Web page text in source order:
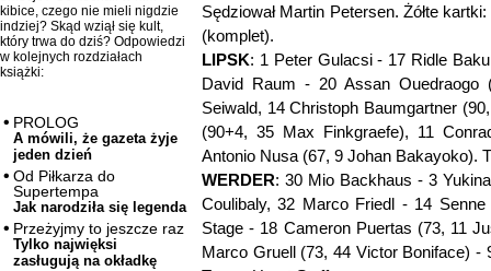
kibice, czego nie mieli nigdzie
indziej? Skąd wziął się kult,
który trwa do dziś? Odpowiedzi
w kolejnych rozdziałach
książki:
PROLOG
A mówili, że gazeta żyje
jeden dzień
Od Piłkarza do
Supertempa
Jak narodziła się legenda
Przeżyjmy to jeszcze raz
Tylko najwięksi
zasługują na okładkę
Sędziował Martin Petersen. Żółte
(komplet).
LIPSK: 1 Peter Gulacsi - 17 Ridle
David Raum - 20 Assan
Seiwald, 14 Christoph Baumgartner
(90+4, 35 Max Finkgraefe), 11
Antonio Nusa (67, 9 Johan Bakayoko).
WERDER: 30 Mio Backhaus - 3
Coulibaly, 32 Marco Friedl - 14
Stage - 18 Cameron Puertas (73, 11
Marco Gruell (73, 44 Victor Boniface) -